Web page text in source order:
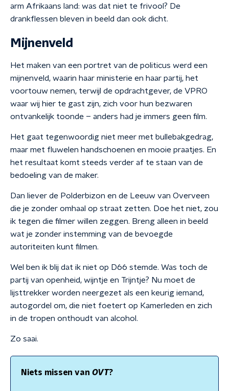
arm Afrikaans land: was dat niet te frivool? De
drankflessen bleven in beeld dan ook dicht.
Mijnenveld
Het maken van een portret van de politicus werd een
mijnenveld, waarin haar ministerie en haar partij, het
voortouw nemen, terwijl de opdrachtgever, de VPRO
waar wij hier te gast zijn, zich voor hun bezwaren
ontvankelijk toonde – anders had je immers geen film.
Het gaat tegenwoordig niet meer met bullebakgedrag,
maar met fluwelen handschoenen en mooie praatjes. En
het resultaat komt steeds verder af te staan van de
bedoeling van de maker.
Dan liever de Polderbizon en de Leeuw van Overveen
die je zonder omhaal op straat zetten. Doe het niet, zou
ik tegen die filmer willen zeggen. Breng alleen in beeld
wat je zonder instemming van de bevoegde
autoriteiten kunt filmen.
Wel ben ik blij dat ik niet op D66 stemde. Was toch de
partij van openheid, wijntje en Trijntje? Nu moet de
lijsttrekker worden neergezet als een keurig iemand,
autogordel om, die niet foetert op Kamerleden en zich
in de tropen onthoudt van alcohol.
Zo saai.
Niets missen van OVT?